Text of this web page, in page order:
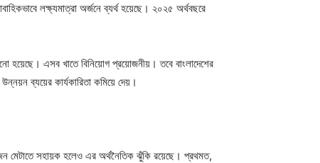
লক্ষ্যমাত্রা অর্জনে ব্যর্থ হয়েছে। ২০২৫ অর্থবছরে
হয়েছে। এসব খাতে বিনিয়োগ প্রয়োজনীয়। তবে বাংলাদেশের
ব্যয়ের কার্যকারিতা কমিয়ে দেয়।
মেটাতে সহায়ক হলেও এর অর্থনৈতিক ঝুঁকি রয়েছে। প্রথমত,